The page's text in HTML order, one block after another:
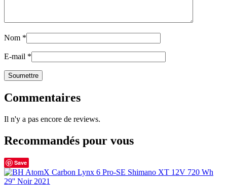
Nom *
E-mail *
Commentaires
Il n'y a pas encore de reviews.
Recommandés pour vous
Save